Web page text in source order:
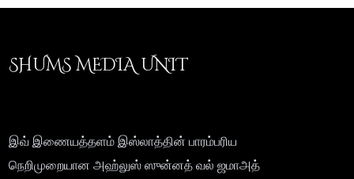
SHUMS MEDIA UNIT
இவ் இணையத்தளம் இஸ்லாத்தின் பாரம்பரிய
நெறிமுறையான அஹ்லுஸ் ஸுன்னத் வல் ஜமாஅத்